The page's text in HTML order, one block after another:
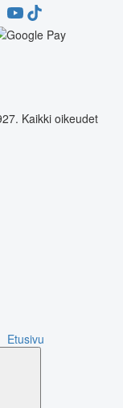
Kaikki oikeudet
Etusivu